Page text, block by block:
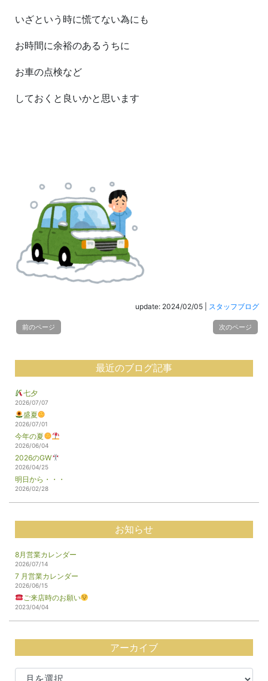
いざという時に慌てない為にも
お時間に余裕のあるうちに
お車の点検など
しておくと良いかと思います
update: 2024/02/05 スタッフブログ
前のページ 次のページ
最近のブログ記事
七夕
2026/07/07
盛夏
2026/07/01
今年の夏
2026/06/04
2026のGW
2026/04/25
明日から・・・
2026/02/28
お知らせ
8月営業カレンダー
2026/07/14
7 月営業カレンダー
2026/06/15
ご来店時のお願い
2023/04/04
アーカイブ